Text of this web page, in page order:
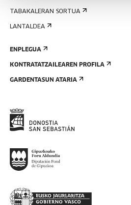
TABAKALERAN SORTUA
LANTALDEA
ENPLEGUA
KONTRATATZAILEAREN PROFILA
GARDENTASUN ATARIA